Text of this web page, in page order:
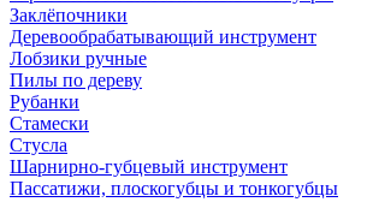
Заклёпочники
Деревообрабатывающий инструмент
Лобзики ручные
Пилы по дереву
Рубанки
Стамески
Стусла
Шарнирно-губцевый инструмент
Пассатижи, плоскогубцы и тонкогубцы